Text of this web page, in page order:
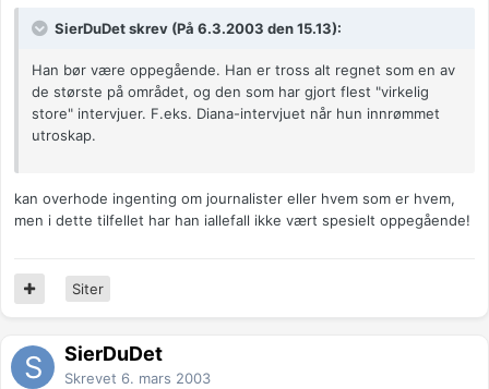
SierDuDet skrev (På 6.3.2003 den 15.13):
Han bør være oppegående. Han er tross alt regnet som en av
de største på området, og den som har gjort flest "virkelig
store" intervjuer. F.eks. Diana-intervjuet når hun innrømmet
utroskap.
kan overhode ingenting om journalister eller hvem som er hvem,
men i dette tilfellet har han iallefall ikke vært spesielt oppegående!
Siter
SierDuDet
Skrevet 6. mars 2003